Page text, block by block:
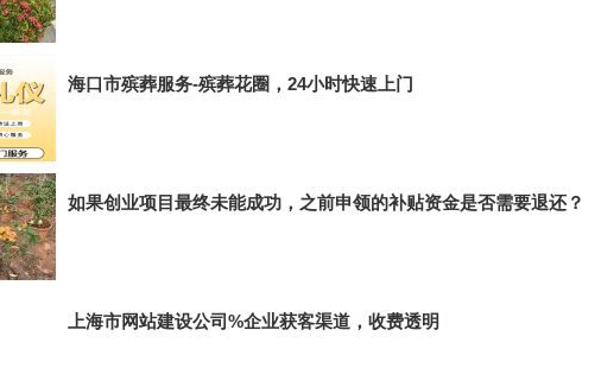
海口市殡葬服务-殡葬花圈，24小时快速上门
如果创业项目最终未能成功，之前申领的补贴资金是否需要退还？
上海市网站建设公司%企业获客渠道，收费透明